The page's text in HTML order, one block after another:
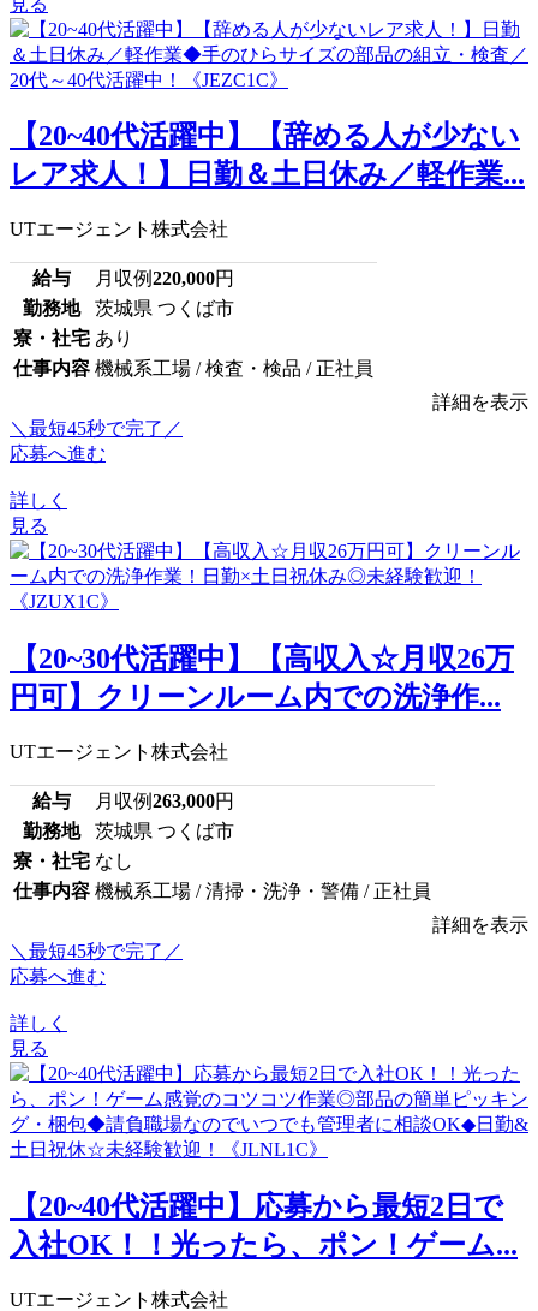
【20~40代活躍中】【辞める人が少ない
レア求人！】日勤＆土日休み／軽作業...
UTエージェント株式会社
給与 月収例220,000円
勤務地
茨城県 つくば市
寮・社宅 あり
仕事内容 機械系工場 / 検査・検品 / 正社員
詳細を表示
＼最短45秒で完了／
応募へ進む
詳しく
見る
【20~30代活躍中】【高収入☆月収26万
円可】クリーンルーム内での洗浄作...
UTエージェント株式会社
給与 月収例263,000円
勤務地
茨城県 つくば市
寮・社宅 なし
仕事内容 機械系工場 / 清掃・洗浄・警備 / 正社員
詳細を表示
＼最短45秒で完了／
応募へ進む
詳しく
見る
【20~40代活躍中】応募から最短2日で
入社OK！！光ったら、ポン！ゲーム...
UTエージェント株式会社